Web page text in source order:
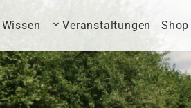
Wissen Veranstaltungen Shop